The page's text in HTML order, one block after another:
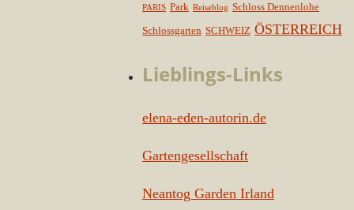
PARIS Park Reiseblog Schloss Dennenlohe
Schlossgarten SCHWEIZ ÖSTERREICH
Lieblings-Links
elena-eden-autorin.de
Gartengesellschaft
Neantog Garden Irland